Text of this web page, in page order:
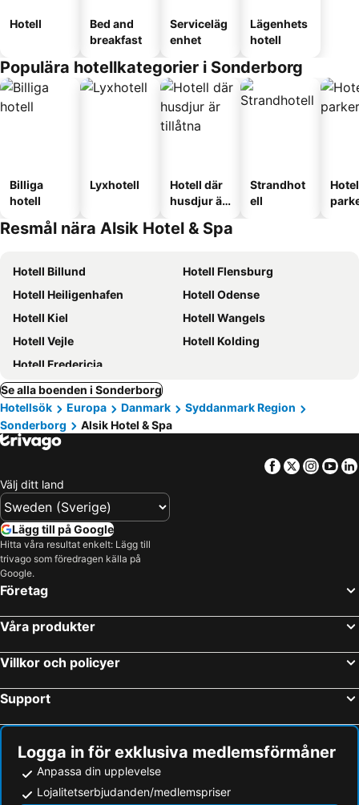
Hotell
Bed and
breakfast
Serviceläg
enhet
Lägenhets
hotell
Populära hotellkategorier i Sonderborg
Billiga
hotell
Lyxhotell
Hotell där
husdjur är
Strandhot
ell
Resmål nära Alsik Hotel & Spa
Hotell Billund
Hotell Flensburg
Hotell Heiligenhafen
Hotell Odense
Hotell Kiel
Hotell Wangels
Hotell Vejle
Hotell Kolding
Hotell Fredericia
Se alla boenden i Sonderborg
Hotellsök
Europa Danmark
Syddanmark Region
Sonderborg
Alsik Hotel & Spa
Facebook
Twitter
Välj ditt land
Lägg till på Google
Hitta våra resultat enkelt: Lägg till
trivago som föredragen källa på
Google.
Företag
Våra produkter
Villkor och policyer
Support
Logga in för exklusiva medlemsförmåner
Anpassa din upplevelse
Lojalitetserbjudanden/medlemspriser